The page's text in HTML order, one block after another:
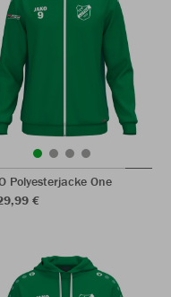
Polyesterjacke One
€